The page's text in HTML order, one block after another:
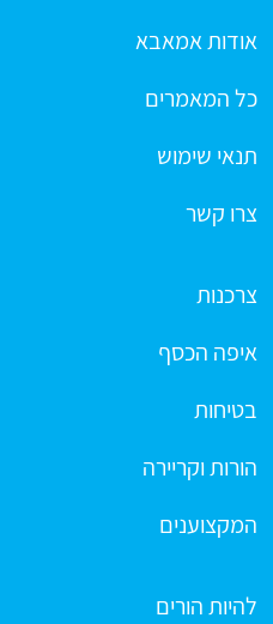
אודות אמאבא
כל המאמרים
תנאי שימוש
צרו קשר
צרכנות
איפה הכסף
בטיחות
הורות וקריירה
המקצוענים
להיות הורים